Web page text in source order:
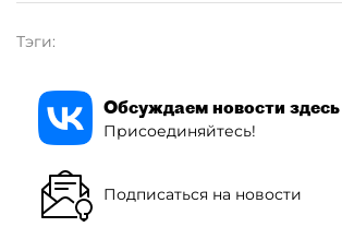
Тэги:
Обсуждаем новости здесь
Присоединяйтесь!
Подписаться на новости